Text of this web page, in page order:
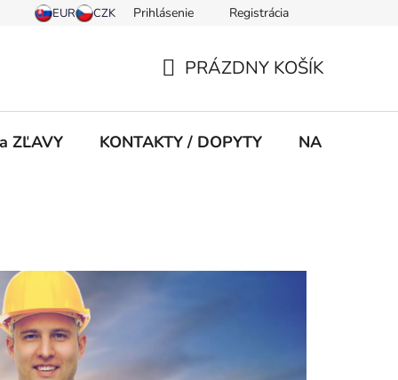
Prihlásenie Registrácia
KOŠÍK
PRÁZDNY KOŠÍK
ZĽAVY KONTAKTY / DOPYTY NA